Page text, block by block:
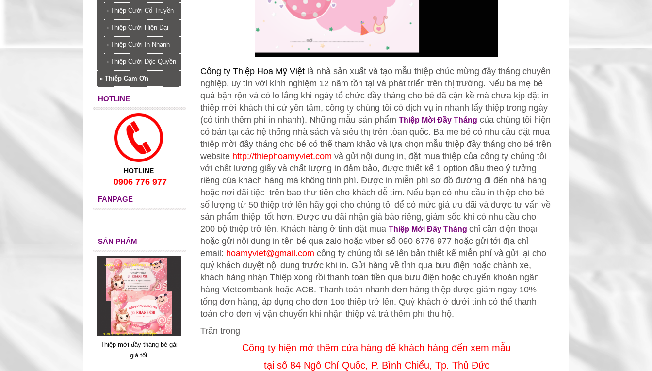
Công ty Thiệp Hoa Mỹ Việt là nhà sản xuất và tạo mẫu thiệp chúc mừng đầy tháng chuyên
nghiệp, uy tín với kinh nghiệm 12 năm tồn tại và phát triển trên thị trường. Nếu ba mẹ bé
quá bận rộn và có lo lắng khi ngày tổ chức đầy tháng cho bé đã cận kề mà chưa kịp đặt in
thiệp mời khách thì cứ yên tâm, công ty chúng tôi có dịch vụ in nhanh lấy thiệp trong ngày
(có tính thêm phí in nhanh). Những mẫu sản phẩmThiệp Mời Đầy Tháng của chúng tôi hiện
có bán tại các hệ thống nhà sách và siêu thị trên tòan quốc. Ba mẹ bé có nhu cầu đặt mua
thiệp mời đầy tháng cho bé có thể tham khảo và lựa chọn mẫu thiệp đầy tháng cho bé trên
website http://thiephoamyviet.com và gửi nội dung in, đặt mua thiệpcủa công ty chúng tôi
với chất lượng giấy và chất lượng in đảm bảo, được thiết kế 1 option đầu theo ý tưởng
riêng của khách hàng mà không tính phí. Được in miễn phí sơ đồ đường đi đến nhà hàng
hoặc nơi đãi tiệc trên bao thư tiện cho khách dễ tìm. Nếu bạn có nhu cầu in thiệp cho bé
số lượng từ 50thiệp trở lên hãy gọi cho chúng tôi để có mức giá ưu đãi và được tư vấn về
sản phẩm thiệp tốt hơn. Được ưu đãi nhận giá báo riêng, giảm sốc khi có nhu cầu cho
200 bộ thiệp trở lên. Khách hàng ở tỉnh đặt muaThiệp Mời Đầy Tháng chỉ cần điện thoại
hoặc gửi nội dung in tên bé qua zalo hoặc viber số 090 6776 977 hoặc gửi tới địa chỉ
email: hoamyviet@gmail.com công ty chúng tôi sẽ lên bản thiết kế miễn phí và gửi lại cho
quý khách duyệt nội dung trước khi in. Gửi hàng về tỉnh qua bưu điện hoặc chành xe,
khách hàng nhận Thiệp xong rồi thanh toán tiền qua bưu điện hoặc chuyển khoản ngân
hàng Vietcombank hoặc ACB. Thanh toán nhanh đơn hàng thiệp được giảm ngay 10%
tổng đơn hàng, áp dụng cho đơn 1oo thiệp trở lên. Quý khách ở dưới tỉnh có thể thanh
toán cho đơn vị vận chuyển khi nhận thiệp và trả thêm phí thu hộ.
Trân trọng
Công ty hiện mở thêm cửa hàng để khách hàng đến xem mẫu
tại số 84 Ngô Chí Quốc, P. Bình Chiểu, Tp. Thủ Đức
› Thiệp Cưới Cổ Truyền
› Thiệp Cưới Hiện Đại
› Thiệp Cưới In Nhanh
› Thiệp Cưới Độc Quyền
» Thiệp Cảm Ơn
HOTLINE
HOTLINE
0906 776 977
FANPAGE
SẢN PHẨM
Thiệp mời đầy tháng bé gái
giá tốt